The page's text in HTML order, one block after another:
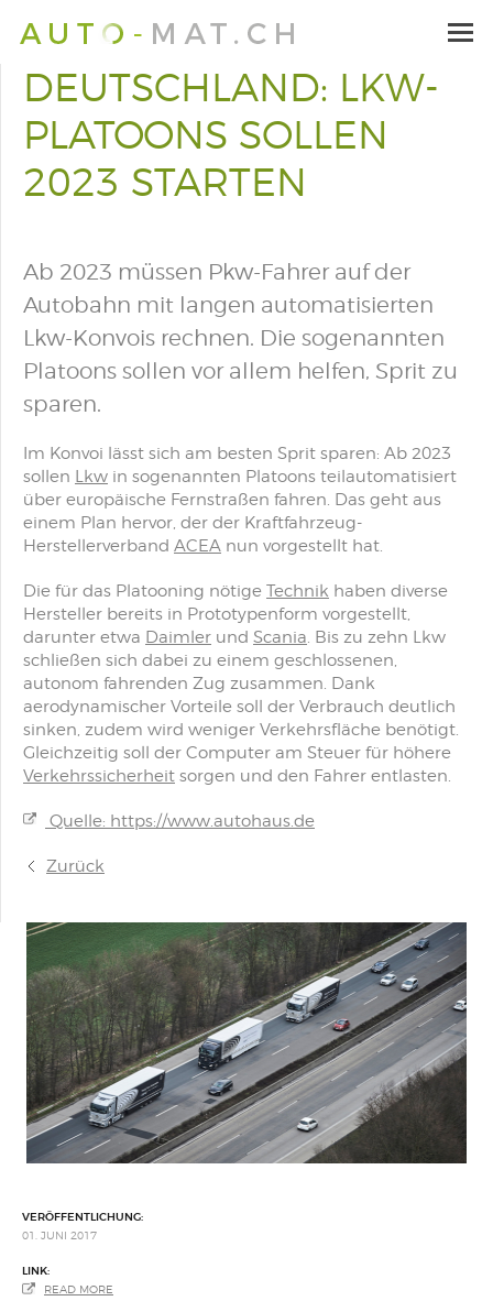
DEUTSCHLAND: LKW-
PLATOONS SOLLEN
2023 STARTEN
Ab 2023 müssen Pkw-Fahrer auf der
Autobahn mit langen automatisierten
Lkw-Konvois rechnen. Die sogenannten
Platoons sollen vor allem helfen, Sprit zu
sparen.
Im Konvoi lässt sich am besten Sprit sparen: Ab 2023
sollen Lkw in sogenannten Platoons teilautomatisiert
über europäische Fernstraßen fahren. Das geht aus
einem Plan hervor, der der Kraftfahrzeug-
Herstellerverband ACEA nun vorgestellt hat.
Die für das Platooning nötige Technik haben diverse
Hersteller bereits in Prototypenform vorgestellt,
darunter etwa Daimler und Scania. Bis zu zehn Lkw
schließen sich dabei zu einem geschlossenen,
autonom fahrenden Zug zusammen. Dank
aerodynamischer Vorteile soll der Verbrauch deutlich
sinken, zudem wird weniger Verkehrsfläche benötigt.
Gleichzeitig soll der Computer am Steuer für höhere
Verkehrssicherheit sorgen und den Fahrer entlasten.
Quelle: https://www.autohaus.de
Zurück
VERÖFFENTLICHUNG:
01. JUNI 2017
LINK:
READ MORE